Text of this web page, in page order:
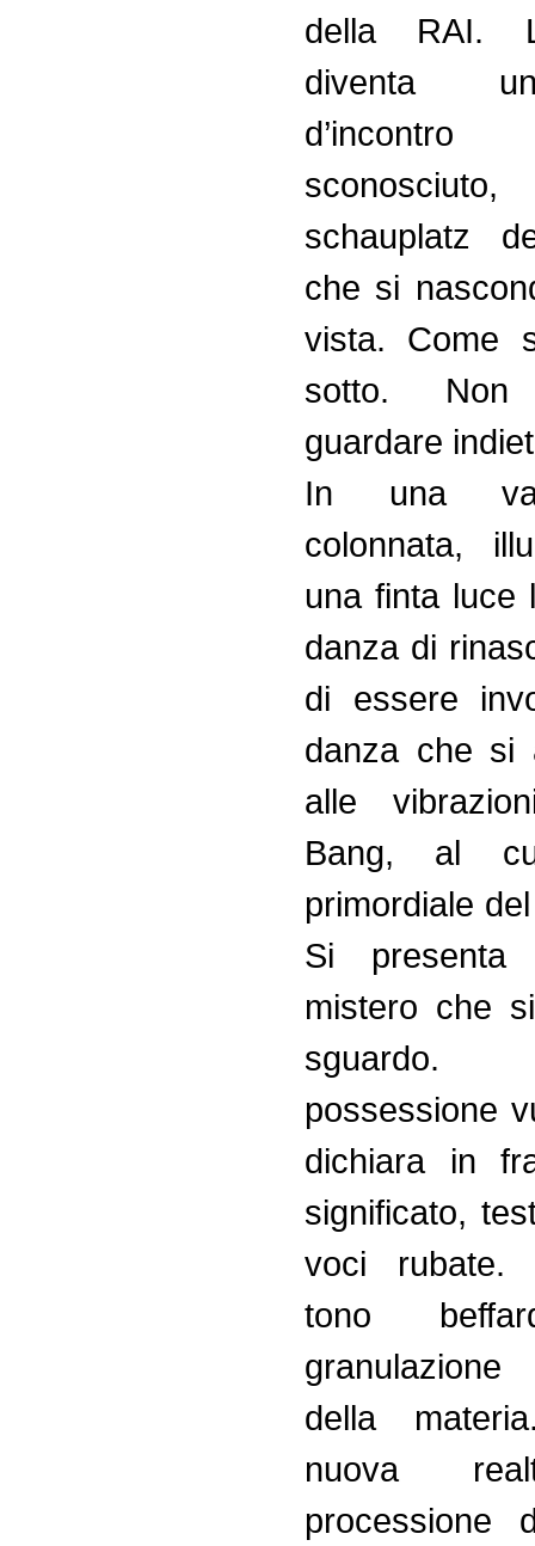
della RAI.
diventa
schauplatz
che si
vista. Come
sotto.
guardare
In una
colonnata,
una finta luce
danza di
di essere
danza che si
alle
Bang, al
primordiale
Si
mistero che
possessione
dichiara in
significato,
voci rubate.
tono
granulazione
della
nuova
processione